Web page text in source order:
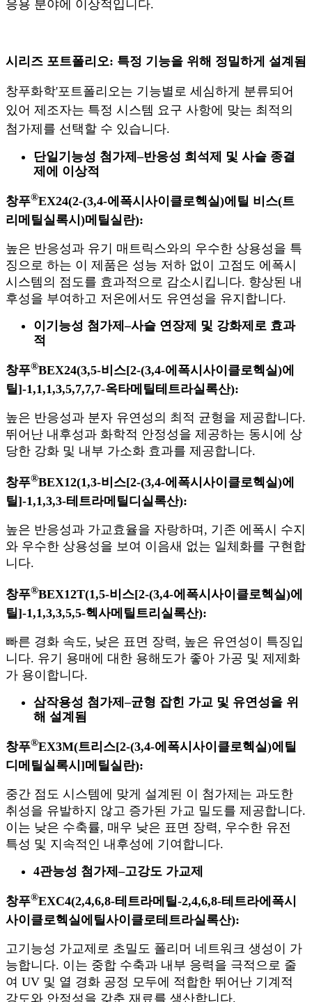
응용 분야에 이상적입니다.
시리즈 포트폴리오: 특정 기능을 위해 정밀하게 설계됨
창푸화학'포트폴리오는 기능별로 세심하게 분류되어
있어 제조자는 특정 시스템 요구 사항에 맞는 최적의
첨가제를 선택할 수 있습니다.
단일기능성 첨가제–반응성 희석제 및 사슬 종결
제에 이상적
창푸®EX24(2-(3,4-에폭시사이클로헥실)에틸 비스(트
리메틸실록시)메틸실란):
높은 반응성과 유기 매트릭스와의 우수한 상용성을 특
징으로 하는 이 제품은 성능 저하 없이 고점도 에폭시
시스템의 점도를 효과적으로 감소시킵니다. 향상된 내
후성을 부여하고 저온에서도 유연성을 유지합니다.
이기능성 첨가제–사슬 연장제 및 강화제로 효과
적
창푸®BEX24(3,5-비스[2-(3,4-에폭시사이클로헥실)에
틸]-1,1,1,3,5,7,7,7-옥타메틸테트라실록산):
높은 반응성과 분자 유연성의 최적 균형을 제공합니다.
뛰어난 내후성과 화학적 안정성을 제공하는 동시에 상
당한 강화 및 내부 가소화 효과를 제공합니다.
창푸®BEX12(1,3-비스[2-(3,4-에폭시사이클로헥실)에
틸]-1,1,3,3-테트라메틸디실록산):
높은 반응성과 가교효율을 자랑하며, 기존 에폭시 수지
와 우수한 상용성을 보여 이음새 없는 일체화를 구현합
니다.
창푸®BEX12T(1,5-비스[2-(3,4-에폭시사이클로헥실)에
틸]-1,1,3,3,5,5-헥사메틸트리실록산):
빠른 경화 속도, 낮은 표면 장력, 높은 유연성이 특징입
니다. 유기 용매에 대한 용해도가 좋아 가공 및 제제화
가 용이합니다.
삼작용성 첨가제–균형 잡힌 가교 및 유연성을 위
해 설계됨
창푸®EX3M(트리스[2-(3,4-에폭시사이클로헥실)에틸
디메틸실록시]메틸실란):
중간 점도 시스템에 맞게 설계된 이 첨가제는 과도한
취성을 유발하지 않고 증가된 가교 밀도를 제공합니다.
이는 낮은 수축률, 매우 낮은 표면 장력, 우수한 유전
특성 및 지속적인 내후성에 기여합니다.
4관능성 첨가제–고강도 가교제
창푸®EXC4(2,4,6,8-테트라메틸-2,4,6,8-테트라에폭시
사이클로헥실에틸사이클로테트라실록산):
고기능성 가교제로 초밀도 폴리머 네트워크 생성이 가
능합니다. 이는 중합 수축과 내부 응력을 극적으로 줄
여 UV 및 열 경화 공정 모두에 적합한 뛰어난 기계적
강도와 안정성을 갖춘 재료를 생산합니다.